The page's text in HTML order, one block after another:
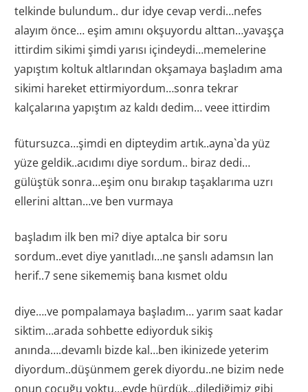
telkinde bulundum.. dur idye cevap verdi…nefes
alayım önce… eşim amını okşuyordu alttan…yavaşça
ittirdim sikimi şimdi yarısı içindeydi…memelerine
yapıştım koltuk altlarından okşamaya başladım ama
sikimi hareket ettirmiyordum…sonra tekrar
kalçalarına yapıştım az kaldı dedim… veee ittirdim
fütursuzca…şimdi en dipteydim artık..ayna`da yüz
yüze geldik..acıdımı diye sordum.. biraz dedi…
gülüştük sonra…eşim onu bırakıp taşaklarıma uzrı
ellerini alttan…ve ben vurmaya
başladım ilk ben mi? diye aptalca bir soru
sordum..evet diye yanıtladı…ne şanslı adamsın lan
herif..7 sene sikememiş bana kısmet oldu
diye….ve pompalamaya başladım… yarım saat kadar
siktim…arada sohbette ediyorduk sikiş
anında….devamlı bizde kal…ben ikinizede yeterim
diyordum..düşünmem gerek diyordu..ne bizim nede
onun çocuğu yoktu…evde hürdük…dilediğimiz gibi